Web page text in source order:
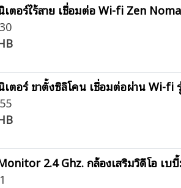
เตอร์ไร้สาย เชื่อมต่อ Wi-fi Zen
เตอร์ ขาตั้งซิลิโคน เชื่อมต่อผ่าน
2.4 Ghz. กล้องเสริมวิดีโอ เบ